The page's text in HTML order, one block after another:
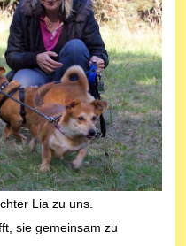
Lia zu uns.
sie gemeinsam zu